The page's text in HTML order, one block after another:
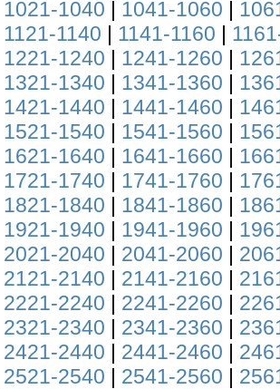
1021-1040 | 1041-1060 |
1121-1140 | 1141-1160 |
1221-1240 | 1241-1260 |
1321-1340 | 1341-1360 |
1421-1440 | 1441-1460 |
1521-1540 | 1541-1560 |
1621-1640 | 1641-1660 |
1721-1740 | 1741-1760 |
1821-1840 | 1841-1860 |
1921-1940 | 1941-1960 |
2021-2040 | 2041-2060 |
2121-2140 | 2141-2160 |
2221-2240 | 2241-2260 |
2321-2340 | 2341-2360 |
2421-2440 | 2441-2460 |
2521-2540 | 2541-2560 |